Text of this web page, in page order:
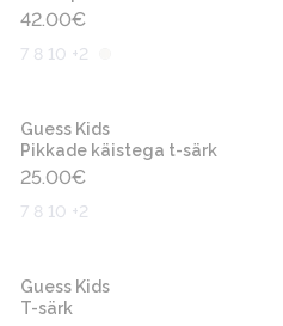
42.00€
7 8 10 +2
Guess Kids
Pikkade käistega t-särk
25.00€
7 8 10 +2
Guess Kids
T-särk